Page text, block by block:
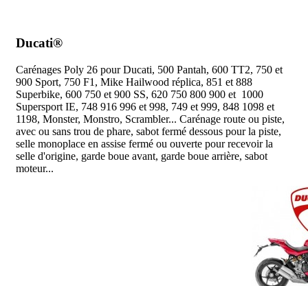
Ducati®
Carénages Poly 26 pour Ducati, 500 Pantah, 600 TT2, 750 et
900 Sport, 750 F1, Mike Hailwood réplica, 851 et 888
Superbike, 600 750 et 900 SS, 620 750 800 900 et 1000
Supersport IE, 748 916 996 et 998, 749 et 999, 848 1098 et
1198, Monster, Monstro, Scrambler... Carénage route ou piste,
avec ou sans trou de phare, sabot fermé dessous pour la piste,
selle monoplace en assise fermé ou ouverte pour recevoir la
selle d'origine, garde boue avant, garde boue arrière, sabot
moteur...